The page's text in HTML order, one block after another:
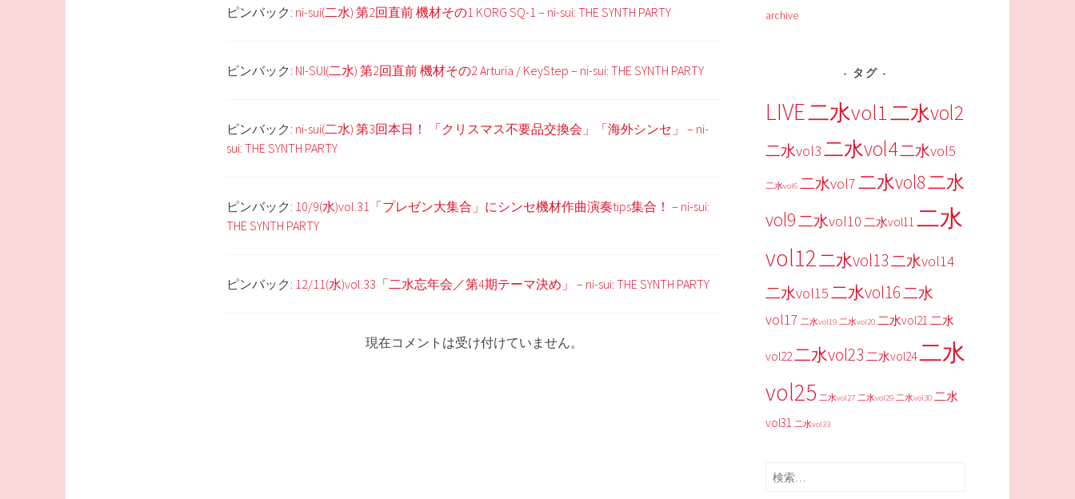
ピンバック: ni-sui(二水) 第2回直前 機材その1 KORG SQ-1 – ni-sui: THE SYNTH PARTY
ピンバック: NI-SUI(二水) 第2回直前 機材その2 Arturia / KeyStep – ni-sui: THE SYNTH PARTY
ピンバック: ni-sui(二水) 第3回本日！ 「クリスマス不要品交換会」「海外シンセ」 – ni-
sui: THE SYNTH PARTY
ピンバック: 10/9(水)vol.31「プレゼン大集合」にシンセ機材作曲演奏tips集合！ – ni-sui:
THE SYNTH PARTY
ピンバック: 12/11(水)vol.33「二水忘年会／第4期テーマ決め」 – ni-sui: THE SYNTH PARTY
現在コメントは受け付けていません。
archive
タグ
LIVE二水vol1二水vol2
二水vol3二水vol4二水vol5
二水vol6 二水vol7二水vol8二水
vol9二水vol10 二水vol11 二水
vol12二水vol13二水vol14
二水vol15二水vol16二水
vol17 二水vol19 二水vol20 二水vol21 二水
vol22二水vol23 二水vol24二水
vol25 二水vol27 二水vol29 二水vol30 二水
vol31 二水vol33
検